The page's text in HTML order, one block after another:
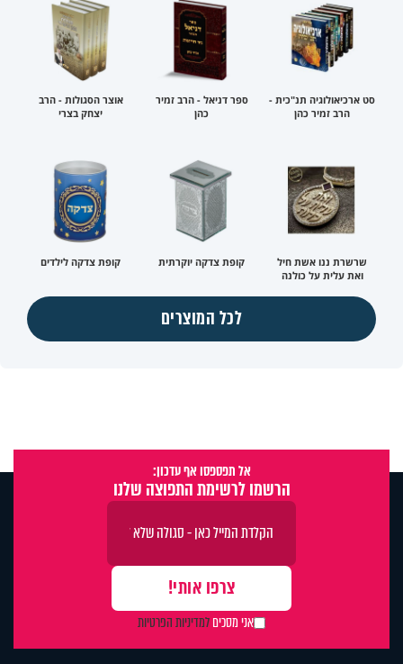
סט ארכיאולוגיה תנ"כית -
הרב זמיר כהן
ספר דניאל - הרב זמיר
כהן
אוצר הסגולות - הרב
יצחק בצרי
שרשרת ננו אשת חיל
ואת עלית על כולנה
קופת צדקה יוקרתית קופת צדקה לילדים
לכל המוצרים
אל תפספסו אף עדכון:
הרשמו לרשימת התפוצה שלנו
אני מסכיםלמדיניות הפרטיות